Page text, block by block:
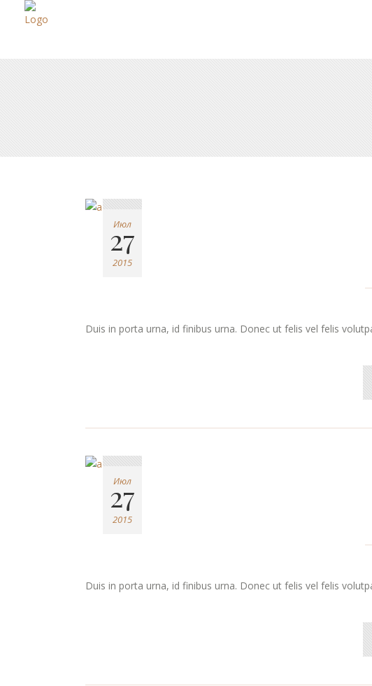
Июл
27
2015
Duis in porta urna, id finibus urna. Donec ut felis vel felis
Июл
27
2015
Duis in porta urna, id finibus urna. Donec ut felis vel felis